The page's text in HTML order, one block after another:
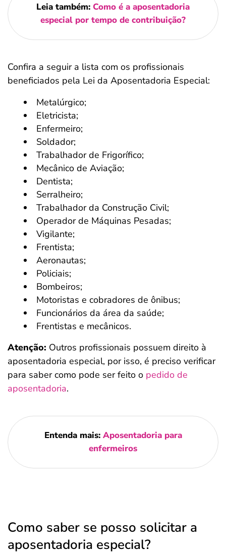
Leia também: Como é a aposentadoria
especial por tempo de contribuição?
Confira a seguir a lista com os profissionais
beneficiados pela Lei da Aposentadoria Especial:
Metalúrgico;
Eletricista;
Enfermeiro;
Soldador;
Trabalhador de Frigorífico;
Mecânico de Aviação;
Dentista;
Serralheiro;
Trabalhador da Construção Civil;
Operador de Máquinas Pesadas;
Vigilante;
Frentista;
Aeronautas;
Policiais;
Bombeiros;
Motoristas e cobradores de ônibus;
Funcionários da área da saúde;
Frentistas e mecânicos.
Atenção: Outros profissionais possuem direito à
aposentadoria especial, por isso, é preciso verificar
para saber como pode ser feito o pedido de
aposentadoria.
Entenda mais: Aposentadoria para
enfermeiros
Como saber se posso solicitar a
aposentadoria especial?